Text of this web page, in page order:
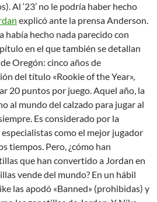
Al ‘23’ no le podría haber hecho
explicó ante la prensa Anderson.
había hecho nada parecido con
en el que también se detallan
Oregón: cinco años de
del título «Rookie of the Year»,
20 puntos por juego. Aquel año, la
al mundo del calzado para jugar al
Es considerado por la
como el mejor jugador
tiempos. Pero, ¿cómo han
que han convertido a Jordan en
vende del mundo? En un hábil
las apodó «Banned» (prohibidas) y